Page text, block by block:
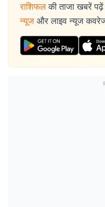
राशिफल की ताजा खबरें पढ़ें
न्यूज और लाइव न्यूज